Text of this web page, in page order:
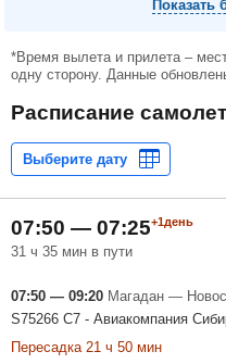
Показать
*Время вылета и прилета –
одну сторону. Данные
Расписание
07:50 — 07:25+1день
31 ч 35 мин в пути
07:50 — 09:20 Магадан —
S75266 С7 - Авиакомпания
Пересадка 21 ч 50 мин